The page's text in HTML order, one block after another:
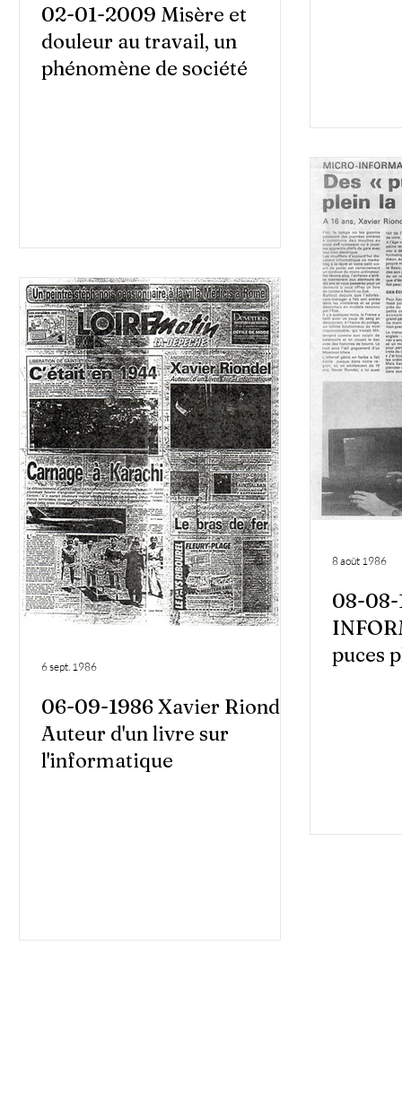
02-01-2009 Misère et
douleur au travail, un
phénomène de société
06-09-1986 Xavier Riondel
Auteur d'un livre sur
l'informatique
6 sept. 1986
08-08-
puces
8 août 1986